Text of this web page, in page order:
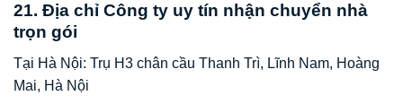
21. Địa chỉ Công ty uy tín nhận chuyển nhà
trọn gói
Tại Hà Nội: Trụ H3 chân cầu Thanh Trì, Lĩnh Nam, Hoàng
Mai, Hà Nội